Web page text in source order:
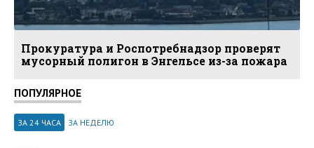
Прокуратура и Роспотребнадзор проверят
мусорный полигон в Энгельсе из-за пожара
ПОПУЛЯРНОЕ
ЗА 24 ЧАСА ЗА НЕДЕЛЮ